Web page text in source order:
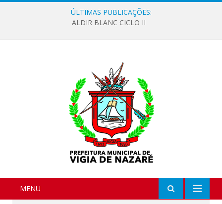
ÚLTIMAS PUBLICAÇÕES:
ALDIR BLANC CICLO II
MENU